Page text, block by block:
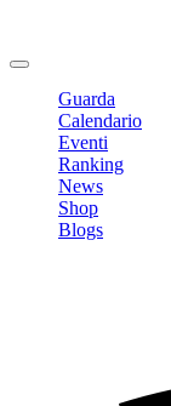
Guarda
Calendario
Eventi
Ranking
News
Shop
Blogs